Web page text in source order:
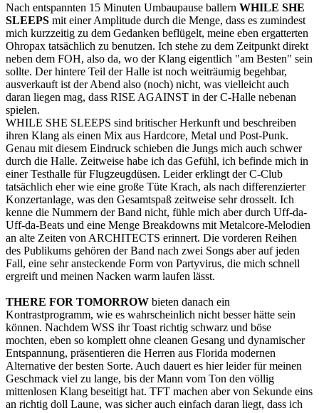
Nach entspannten 15 Minuten Umbaupause ballern WHILE SHE
SLEEPS mit einer Amplitude durch die Menge, dass es zumindest
mich kurzzeitig zu dem Gedanken beflügelt, meine eben ergatterten
Ohropax tatsächlich zu benutzen. Ich stehe zu dem Zeitpunkt direkt
neben dem FOH, also da, wo der Klang eigentlich "am Besten" sein
sollte. Der hintere Teil der Halle ist noch weiträumig begehbar,
ausverkauft ist der Abend also (noch) nicht, was vielleicht auch
daran liegen mag, dass RISE AGAINST in der C-Halle nebenan
spielen.
WHILE SHE SLEEPS sind britischer Herkunft und beschreiben
ihren Klang als einen Mix aus Hardcore, Metal und Post-Punk.
Genau mit diesem Eindruck schieben die Jungs mich auch schwer
durch die Halle. Zeitweise habe ich das Gefühl, ich befinde mich in
einer Testhalle für Flugzeugdüsen. Leider erklingt der C-Club
tatsächlich eher wie eine große Tüte Krach, als nach differenzierter
Konzertanlage, was den Gesamtspaß zeitweise sehr drosselt. Ich
kenne die Nummern der Band nicht, fühle mich aber durch Uff-da-
Uff-da-Beats und eine Menge Breakdowns mit Metalcore-Melodien
an alte Zeiten von ARCHITECTS erinnert. Die vorderen Reihen
des Publikums gehören der Band nach zwei Songs aber auf jeden
Fall, eine sehr ansteckende Form von Partyvirus, die mich schnell
ergreift und meinen Nacken warm laufen lässt.
THERE FOR TOMORROW bieten danach ein
Kontrastprogramm, wie es wahrscheinlich nicht besser hätte sein
können. Nachdem WSS ihr Toast richtig schwarz und böse
mochten, eben so komplett ohne cleanen Gesang und dynamischer
Entspannung, präsentieren die Herren aus Florida modernen
Alternative der besten Sorte. Auch dauert es hier leider für meinen
Geschmack viel zu lange, bis der Mann vom Ton den völlig
mittenlosen Klang beseitigt hat. TFT machen aber von Sekunde eins
an richtig doll Laune, was sicher auch einfach daran liegt, dass ich